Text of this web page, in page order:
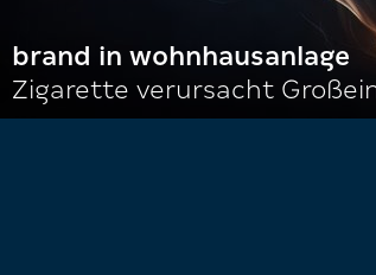
brand in wohnhausanlage
Zigarette verursacht